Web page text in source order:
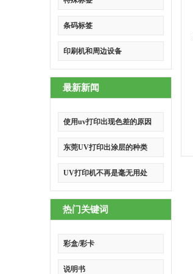
条码标签
印刷机和周边设备
最新新闻
使用uv打印出现色差的原因
东莞UV打印出涂层的种类
UV打印机不再是毫无用处
热门关键词
彩盒/彩卡
说明书